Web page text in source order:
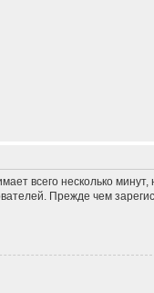
всего несколько
Прежде чем